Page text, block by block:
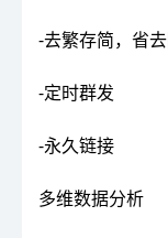
-去繁存简，省
-定时群发
-永久链接
多维数据分析